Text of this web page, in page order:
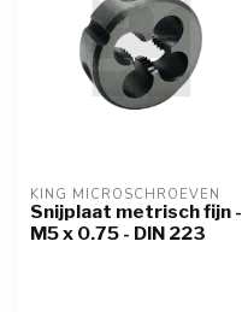
KING MICROSCHROEVEN
Snijplaat metrisch fijn -
M5 x 0.75 - DIN 223